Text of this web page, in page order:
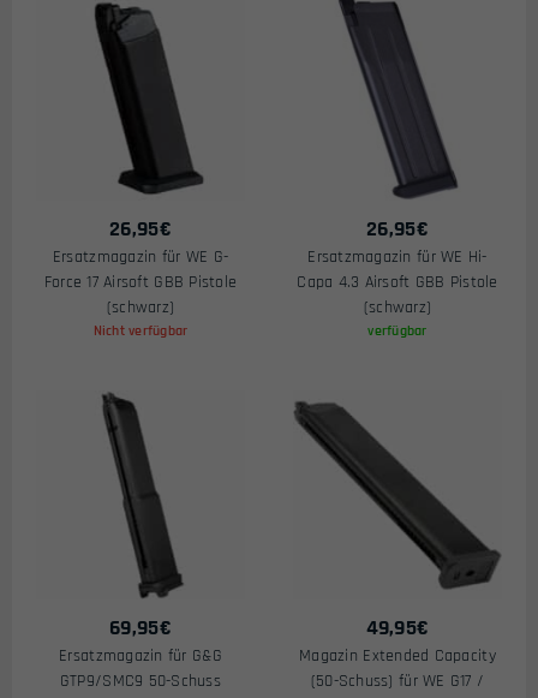
26,95€
Ersatzmagazin für WE G-
Force 17 Airsoft GBB Pistole
(schwarz)
Nicht verfügbar
26,95€
Ersatzmagazin für WE Hi-
Capa 4.3 Airsoft GBB Pistole
(schwarz)
verfügbar
69,95€
Ersatzmagazin für G&G
GTP9/SMC9 50-Schuss
49,95€
Magazin Extended Capacity
(50-Schuss) für WE G17 /